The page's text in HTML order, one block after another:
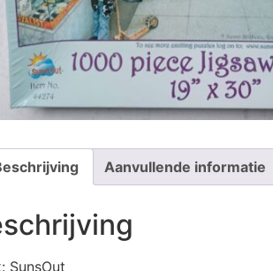
Aanvullende informatie
SunsOut